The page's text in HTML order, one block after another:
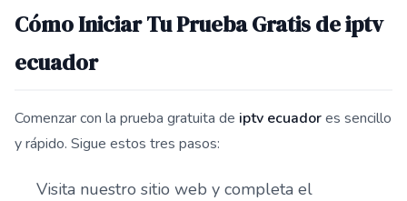
Cómo Iniciar Tu Prueba Gratis de iptv
ecuador
Comenzar con la prueba gratuita de iptv ecuadores sencillo
y rápido. Sigue estos tres pasos:
Visita nuestro sitio web y completa el